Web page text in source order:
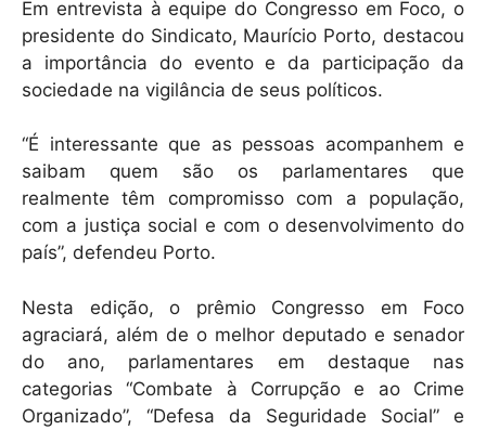
Em entrevista à equipe do Congresso em Foco, o
presidente do Sindicato, Maurício Porto, destacou
a importância do evento e da participação da
sociedade na vigilância de seus políticos.
“É interessante que as pessoas acompanhem e
saibam quem são os parlamentares que
realmente têm compromisso com a população,
com a justiça social e com o desenvolvimento do
país”, defendeu Porto.
Nesta edição, o prêmio Congresso em Foco
agraciará, além de o melhor deputado e senador
do ano, parlamentares em destaque nas
categorias “Combate à Corrupção e ao Crime
Organizado”, “Defesa da Seguridade Social” e